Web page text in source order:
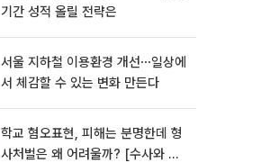
기간 성적 올릴 전략은
서울 지하철 이용환경 개선⋯일상에
서 체감할 수 있는 변화 만든다
학교 혐오표현, 피해는 분명한데 형
사처벌은 왜 어려울까? [수사와 재